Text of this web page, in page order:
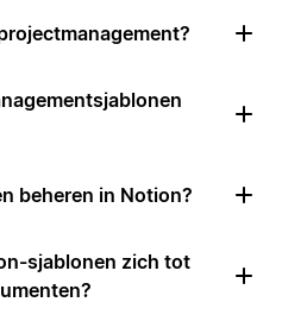
beheren in Notion?
sjablonen zich tot